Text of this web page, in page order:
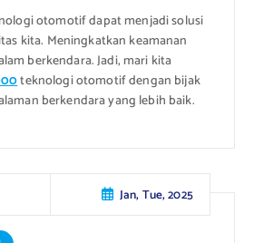
otomotif dapat menjadi solusi
kita. Meningkatkan keamanan
berkendara. Jadi, mari kita
teknologi otomotif dengan bijak
berkendara yang lebih baik.
Jan, Tue, 2025